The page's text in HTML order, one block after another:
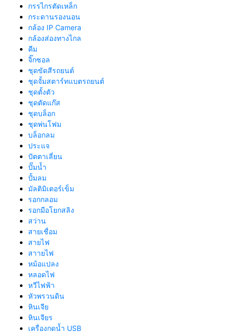
กรรไกรตัดเหล็ก
กระดานรองนอน
กล้อง IP Camera
กล้องส่องทางไกล
คีม
จิ๊กซอล
ชุดขัดสีรถยนต์​
ชุดจั้มสตาร์ทแบตรถยนต์
ชุดตั้งตัว
ชุดตัดแก๊ส
ชุดบล็อก
ชุดพ่นโฟม
บล็อกลม
ประแจ
ปัตตาเลี่ยน
ปั๊มน้ำ
ปั้มลม
มัลติมิเตอร์เข็ม
รอกกลอม
รอกมือโยกสลิง
สว่าน
สายเชื่อม
สายไฟ
สาายไฟ
หม้อแปลง
หลอดไฟ
หวีไฟฟ้า
หัวพรวนดิน
หินเจีย
หินเจียร
เครื่องกดน้ำ USB